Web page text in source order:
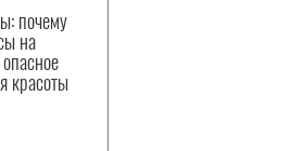
почему
на
красоты